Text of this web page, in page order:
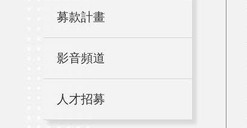
募款計畫
影音頻道
人才招募